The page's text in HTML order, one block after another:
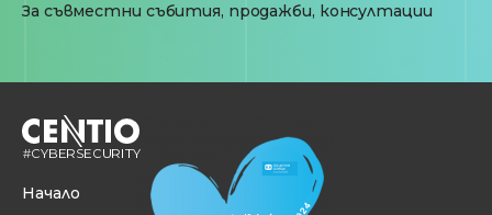
За съвместни събития, продажби, консултации
Начало